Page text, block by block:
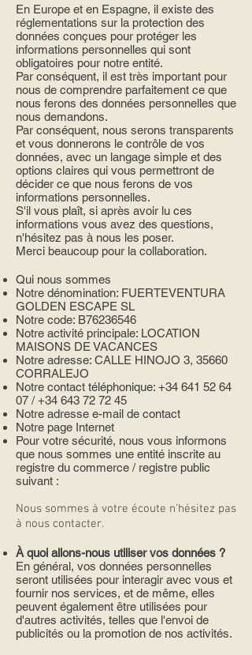
En Europe et en Espagne, il existe des
réglementations sur la protection des
données conçues pour protéger les
informations personnelles qui sont
obligatoires pour notre entité.
Par conséquent, il est très important pour
nous de comprendre parfaitement ce que
nous ferons des données personnelles que
nous demandons.
Par conséquent, nous serons transparents
et vous donnerons le contrôle de vos
données, avec un langage simple et des
options claires qui vous permettront de
décider ce que nous ferons de vos
informations personnelles.
S'il vous plaît, si après avoir lu ces
informations vous avez des questions,
n'hésitez pas à nous les poser.
Merci beaucoup pour la collaboration.
Qui nous sommes
Notre dénomination: FUERTEVENTURA
GOLDEN ESCAPE SL
Notre code: B76236546
Notre activité principale: LOCATION
MAISONS DE VACANCES
Notre adresse: CALLE HINOJO 3, 35660
CORRALEJO
Notre contact téléphonique: +34 641 52 64
07 /+34 643 72 72 45
Notre adresse e-mail de contact
Notre page Internet
Pour votre sécurité, nous vous informons
que nous sommes une entité inscrite au
registre du commerce / registre public
suivant :
Nous sommes à votre écoute n'hésitez pas
à nous contacter.
À quoi allons-nous utiliser vos données ?
​En général, vos données personnelles
seront utilisées pour interagir avec vous et
fournir nos services, et de même, elles
peuvent également être utilisées pour
d'autres activités, telles que l'envoi de
publicités ou la promotion de nos activités.